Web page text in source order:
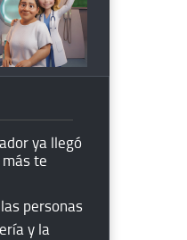
ya llegó
te
personas
y la